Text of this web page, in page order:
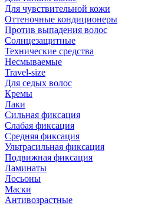
Для чувствительной кожи
Оттеночные кондиционеры
Против выпадения волос
Солнцезащитные
Технические средства
Несмываемые
Travel-size
Для седых волос
Кремы
Лаки
Сильная фиксация
Слабая фиксация
Средняя фиксация
Ультрасильная фиксация
Подвижная фиксация
Ламинаты
Лосьоны
Маски
Антивозрастные